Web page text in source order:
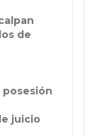
de
juicio